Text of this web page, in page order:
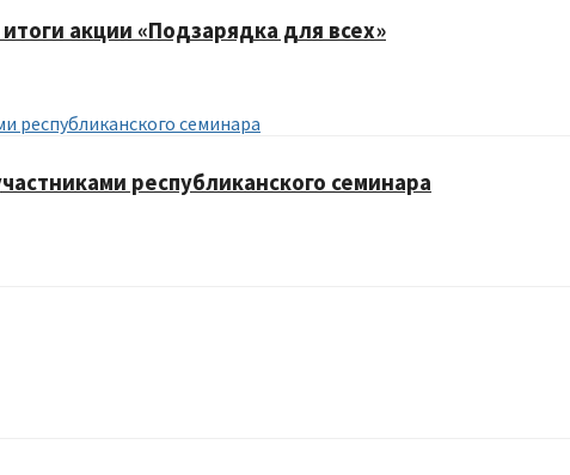
акции «Подзарядка для всех»
республиканского семинара